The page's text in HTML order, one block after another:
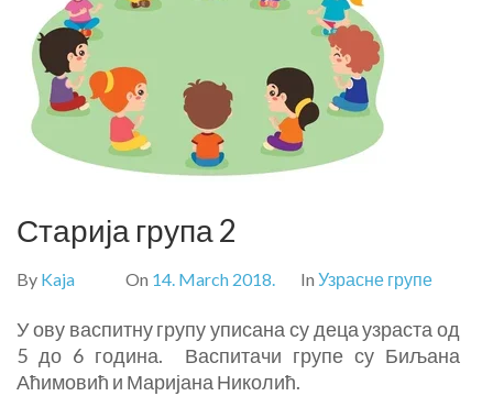
Старија група 2
By Kaja On 14. March 2018. In Узрасне групе
У ову васпитну групу уписана су деца узраста од
5 до 6 година. Васпитачи групе су Биљана
Аћимовић и Маријана Николић.